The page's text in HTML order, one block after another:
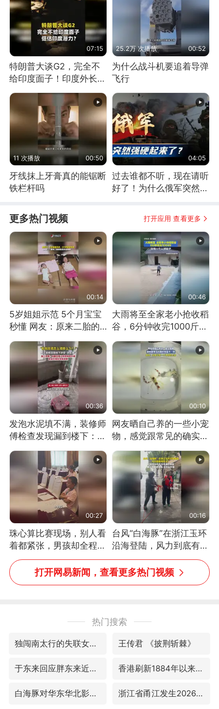
07:15
特朗普大谈G2，完全不
给印度面子！印度外长：
低估印度潜力
25.2万 次播放 00:52
为什么战斗机要追着导弹
飞行
11 次播放 00:50
牙线抹上牙膏真的能锯断
铁栏杆吗
04:05
过去谁都不听，现在请听
好了！为什么俄军突然强
更多热门视频 打开应用 查看更多
00:14
5岁姐姐示范 5个月宝宝
秒懂 网友：原来二胎的
00:46
大雨将至全家老小抢收稻
谷，6分钟收完1000斤，
00:36
发泡水泥填不满，装修师
傅检查发现漏到楼下：出
00:10
网友晒自己养的一些小宠
物，感觉跟常见的确实有
00:27
珠心算比赛现场，别人看
着都紧张，男孩却全程气
定神闲、从容作答，最终
拿下冠军。网友：这淡定
的样子，一看就是有实
00:16
台风“白海豚”在浙江玉环
沿海登陆，风力到底有多
大？记者腰上拴着安全
绳，依然站不稳
打开网易新闻，查看更多热门视频
热门搜索
独闯南太行的失联女生最后轨迹已确认 王传君 《披荆斩棘》
于东来回应胖东来近25年老店年底关闭 香港刷新1884年以来最高气温纪录
白海豚对华东华北影响会大于巴威 浙江省甬江发生2026年第1号洪水